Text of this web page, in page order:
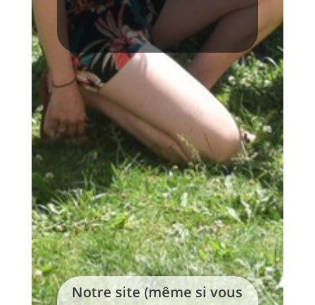
Notre site (même si vous